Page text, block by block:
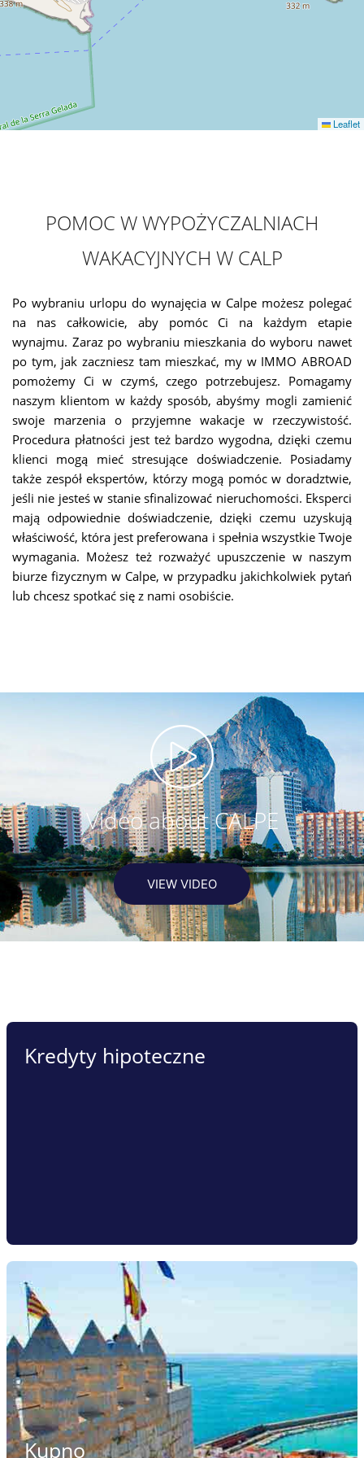
Leaflet
POMOC W WYPOŻYCZALNIACH
WAKACYJNYCH W CALP
Po wybraniu urlopu do wynajęcia w Calpe możesz polegać
na nas całkowicie, aby pomóc Ci na każdym etapie
wynajmu. Zaraz po wybraniu mieszkania do wyboru nawet
po tym, jak zaczniesz tam mieszkać, my w IMMO ABROAD
pomożemy Ci w czymś, czego potrzebujesz. Pomagamy
naszym klientom w każdy sposób, abyśmy mogli zamienić
swoje marzenia o przyjemne wakacje w rzeczywistość.
Procedura płatności jest też bardzo wygodna, dzięki czemu
klienci mogą mieć stresujące doświadczenie. Posiadamy
także zespół ekspertów, którzy mogą pomóc w doradztwie,
jeśli nie jesteś w stanie sfinalizować nieruchomości. Eksperci
mają odpowiednie doświadczenie, dzięki czemu uzyskują
właściwość, która jest preferowana i spełnia wszystkie Twoje
wymagania. Możesz też rozważyć upuszczenie w naszym
biurze fizycznym w Calpe, w przypadku jakichkolwiek pytań
lub chcesz spotkać się z nami osobiście.
Video about CALPE
VIEW VIDEO
Kredyty hipoteczne
Kupno